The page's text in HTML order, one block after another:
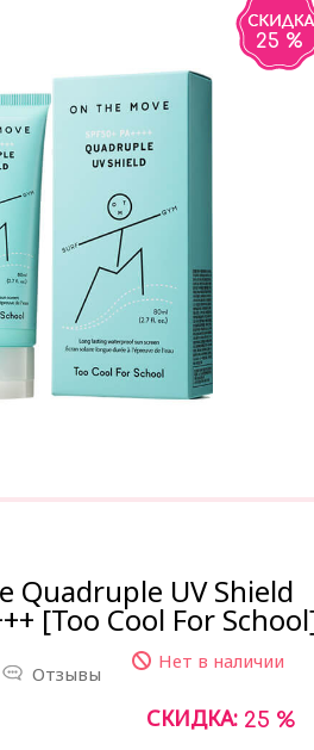
25 %
Quadruple UV Shield
[Too Cool For
Отзывы
Нет в наличии
СКИДКА: 25 %